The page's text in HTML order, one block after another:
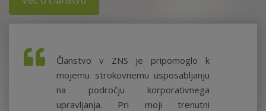
Članstvo v ZNS je pripomoglo k
mojemu strokovnemu usposabljanju
na področju korporativnega
upravljanja. Pri moji trenutni